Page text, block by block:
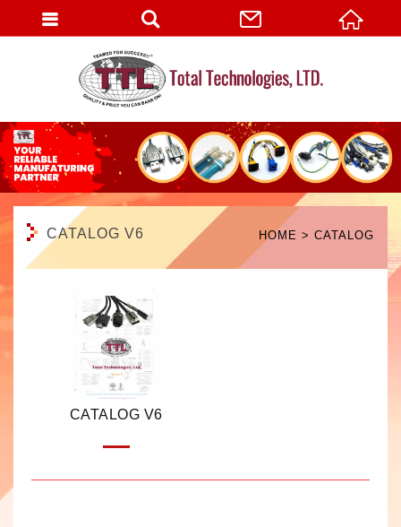
HOME CATALOG
CATALOG V6
CATALOG V6